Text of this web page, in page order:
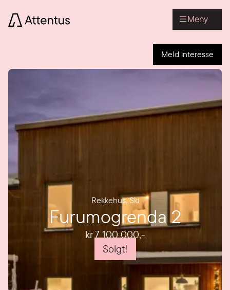
Meny
Meld interesse
Rekkehus,Ski
Furumogrenda 2
kr 7 100 000,-
Solgt!